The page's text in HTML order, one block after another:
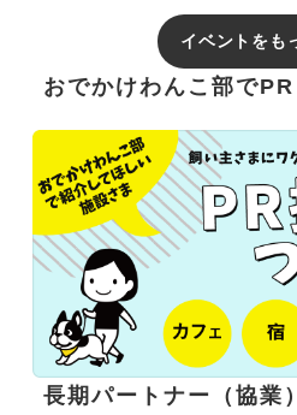
イベントをも
おでかけわんこ部で
長期パートナー（協業）